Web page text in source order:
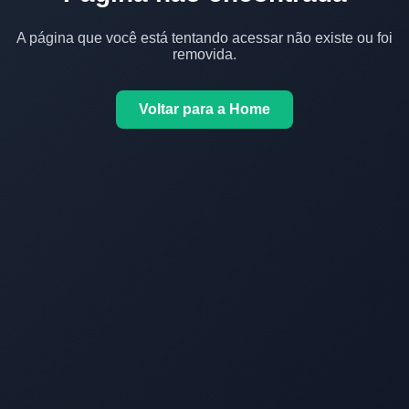
A página que você está tentando acessar não existe ou foi
removida.
Voltar para a Home